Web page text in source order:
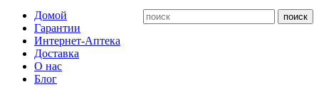
Домой
Гарантии
Интернет-Аптека
Доставка
О нас
Блог